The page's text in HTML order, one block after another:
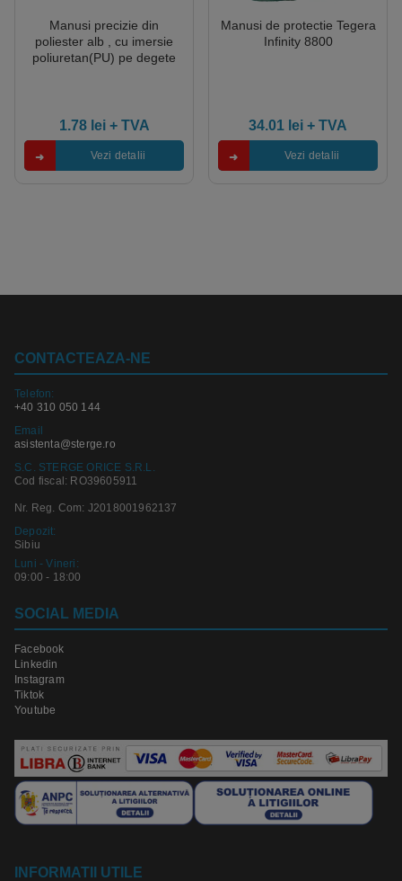
Manusi precizie din
poliester alb , cu imersie
poliuretan(PU) pe degete
1.78 lei+ TVA
Vezi detalii
Manusi de protectie Tegera
Infinity 8800
34.01 lei + TVA
Vezi detalii
CONTACTEAZA-NE
Telefon:
+40 310 050 144
Email
asistenta@sterge.ro
S.C. STERGE ORICE S.R.L.
Cod fiscal: RO39605911
Nr. Reg. Com: J2018001962137
Depozit:
Sibiu
Luni - Vineri:
09:00 - 18:00
SOCIAL MEDIA
Facebook
Linkedin
Instagram
Tiktok
Youtube
INFORMATII UTILE